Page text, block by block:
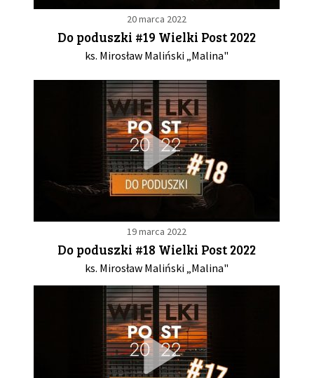
20 marca 2022
Do poduszki #19 Wielki Post 2022
ks. Mirosław Maliński „Malina"
19 marca 2022
Do poduszki #18 Wielki Post 2022
ks. Mirosław Maliński „Malina"